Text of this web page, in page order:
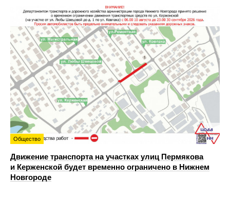
Общество
Движение транспорта на участках улиц Пермякова
и Керженской будет временно ограничено в Нижнем
Новгороде